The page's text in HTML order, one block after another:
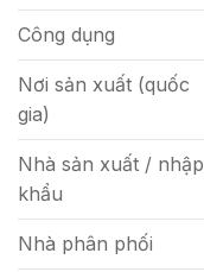
Công dụng
Nơi sản xuất (quốc
gia)
Nhà sản xuất / nhập
khẩu
Nhà phân phối